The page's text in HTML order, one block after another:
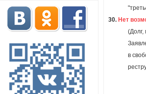
30. Нет
(Долг,
в